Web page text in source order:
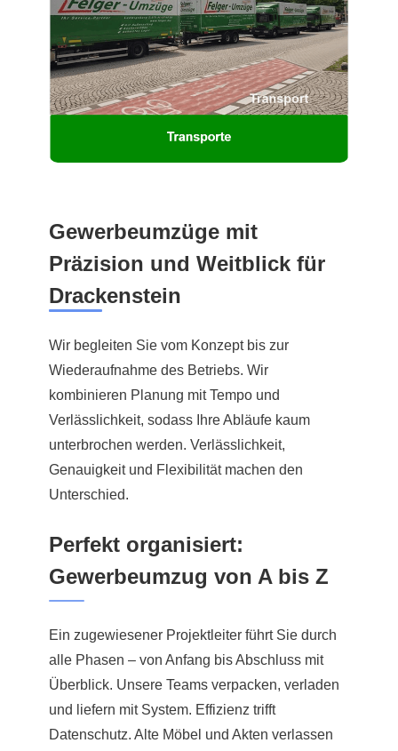
Gewerbeumzüge mit
Präzision und Weitblick für
Drackenstein
Wir begleiten Sie vom Konzept bis zur
Wiederaufnahme des Betriebs. Wir
kombinieren Planung mit Tempo und
Verlässlichkeit, sodass Ihre Abläufe kaum
unterbrochen werden. Verlässlichkeit,
Genauigkeit und Flexibilität machen den
Unterschied.
Perfekt organisiert:
Gewerbeumzug von A bis Z
Ein zugewiesener Projektleiter führt Sie durch
alle Phasen – von Anfang bis Abschluss mit
Überblick. Unsere Teams verpacken, verladen
und liefern mit System. Effizienz trifft
Datenschutz. Alte Möbel und Akten verlassen